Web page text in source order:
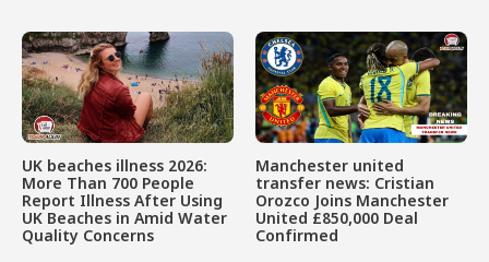
UK beaches illness 2026:
More Than 700 People
Report Illness After Using
UK Beaches in Amid Water
Quality Concerns
Manchester united
transfer news: Cristian
Orozco Joins Manchester
United £850,000 Deal
Confirmed